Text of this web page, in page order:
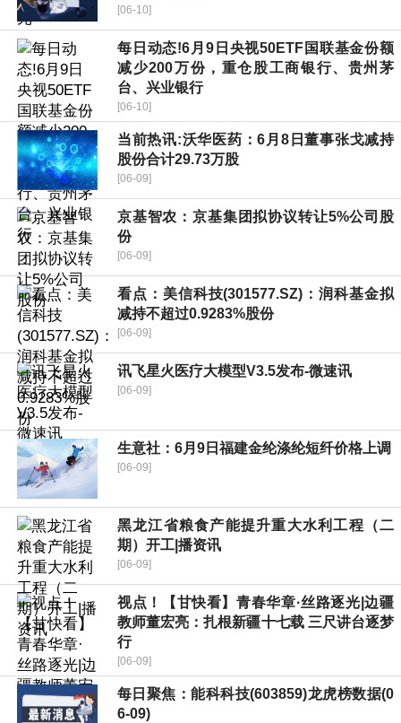
[06-10]
每日动态!6月9日央视50ETF国联基金份额
减少200万份，重仓股工商银行、贵州茅
台、兴业银行
[06-10]
当前热讯:沃华医药：6月8日董事张戈减持
股份合计29.73万股
[06-09]
京基智农：京基集团拟协议转让5%公司股
份
[06-09]
看点：美信科技(301577.SZ)：润科基金拟
减持不超过0.9283%股份
[06-09]
讯飞星火医疗大模型V3.5发布-微速讯
[06-09]
生意社：6月9日福建金纶涤纶短纤价格上调
[06-09]
黑龙江省粮食产能提升重大水利工程（二
期）开工|播资讯
[06-09]
视点！【甘快看】青春华章·丝路逐光|边疆
教师董宏亮：扎根新疆十七载 三尺讲台逐梦
行
[06-09]
每日聚焦：能科科技(603859)龙虎榜数据(0
6-09)